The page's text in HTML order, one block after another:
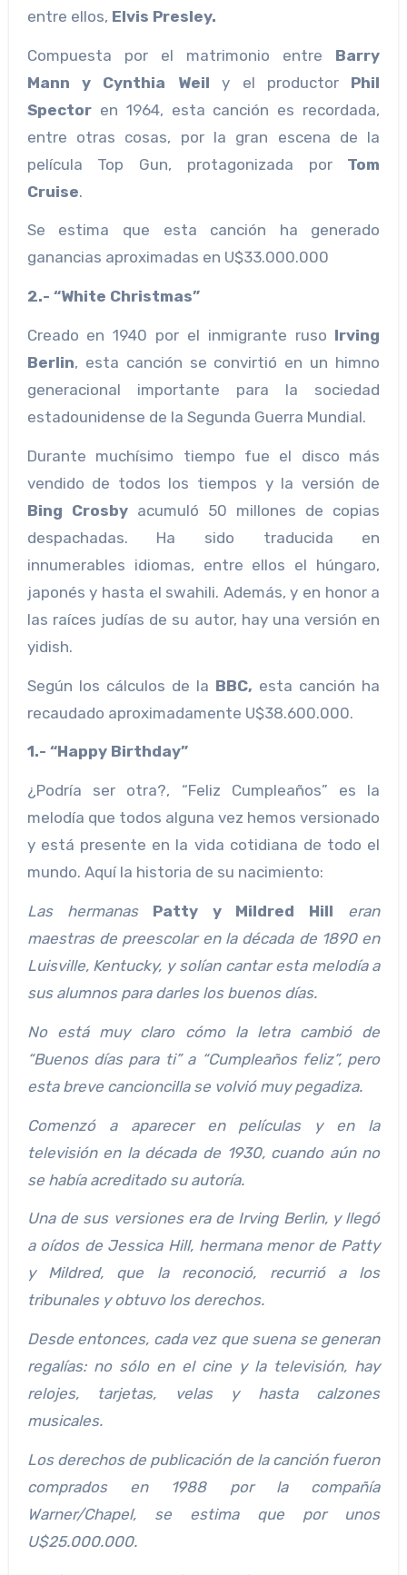
entre ellos, Elvis Presley.
Compuesta por el matrimonio entre Barry
Mann y Cynthia Weil y el productor Phil
Spector en 1964, esta canción es recordada,
entre otras cosas, por la gran escena de la
película Top Gun, protagonizada por Tom
Cruise.
Se estima que esta canción ha generado
ganancias aproximadas en U$33.000.000
2.- “White Christmas”
Creado en 1940 por el inmigrante ruso Irving
Berlin, esta canción se convirtió en un himno
generacional importante para la sociedad
estadounidense de la Segunda Guerra Mundial.
Durante muchísimo tiempo fue el disco más
vendido de todos los tiempos y la versión de
Bing Crosbyacumuló 50 millones de copias
despachadas. Ha sido traducida en
innumerables idiomas, entre ellos el húngaro,
japonés y hasta el swahili. Además, y en honor a
las raíces judías de su autor, hay una versión en
yidish.
Según los cálculos de la BBC, esta canción ha
recaudado aproximadamente U$38.600.000.
1.- “Happy Birthday”
¿Podría ser otra?, “Feliz Cumpleaños” es la
melodía que todos alguna vez hemos versionado
y está presente en la vida cotidiana de todo el
mundo. Aquí la historia de su nacimiento:
Las hermanas Patty y Mildred Hill eran
maestras de preescolar en la década de 1890 en
Luisville, Kentucky, y solían cantar esta melodía a
sus alumnos para darles los buenos días.
No está muy claro cómo la letra cambió de
“Buenos días para ti” a “Cumpleaños feliz”, pero
esta breve cancioncilla se volvió muy pegadiza.
Comenzó a aparecer en películas y en la
televisión en la década de 1930, cuando aún no
se había acreditado su autoría.
Una de sus versiones era de Irving Berlin, y llegó
a oídos de Jessica Hill, hermana menor de Patty
y Mildred, que la reconoció, recurrió a los
tribunales y obtuvo los derechos.
Desde entonces, cada vez que suena se generan
regalías: no sólo en el cine y la televisión, hay
relojes, tarjetas, velas y hasta calzones
musicales.
Los derechos de publicación de la canción fueron
comprados en 1988 por la compañía
Warner/Chapel, se estima que por unos
U$25.000.000.